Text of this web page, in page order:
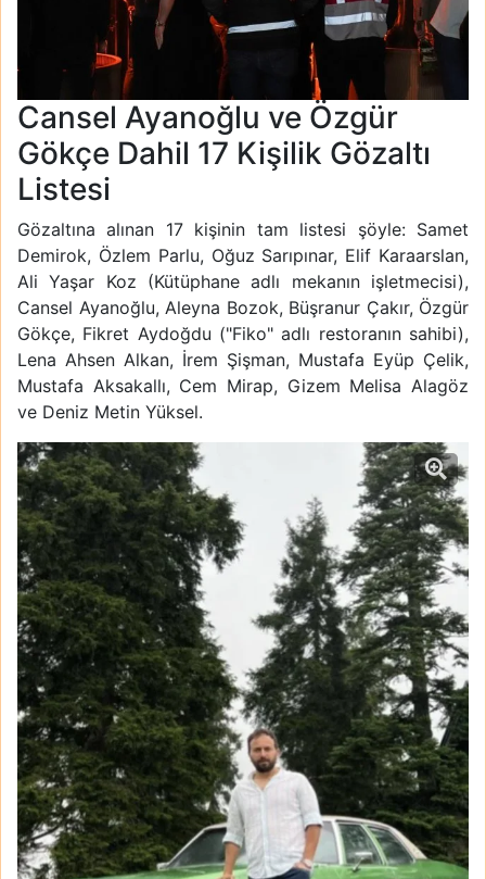
Cansel Ayanoğlu ve Özgür
Gökçe Dahil 17 Kişilik Gözaltı
Listesi
Gözaltına alınan 17 kişinin tam listesi şöyle: Samet
Demirok, Özlem Parlu, Oğuz Sarıpınar, Elif Karaarslan,
Ali Yaşar Koz (Kütüphane adlı mekanın işletmecisi),
Cansel Ayanoğlu, Aleyna Bozok, Büşranur Çakır, Özgür
Gökçe, Fikret Aydoğdu ("Fiko" adlı restoranın sahibi),
Lena Ahsen Alkan, İrem Şişman, Mustafa Eyüp Çelik,
Mustafa Aksakallı, Cem Mirap, Gizem Melisa Alagöz
ve Deniz Metin Yüksel.